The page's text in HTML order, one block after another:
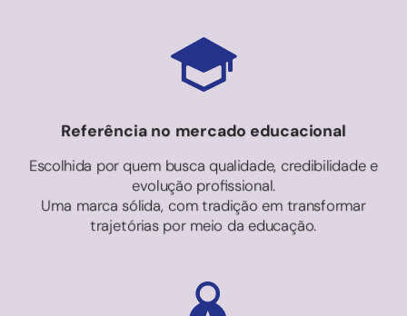
Referência no mercado educacional
Escolhida por quem busca qualidade, credibilidade e
evolução profissional.
Uma marca sólida, com tradição em transformar
trajetórias por meio da educação.